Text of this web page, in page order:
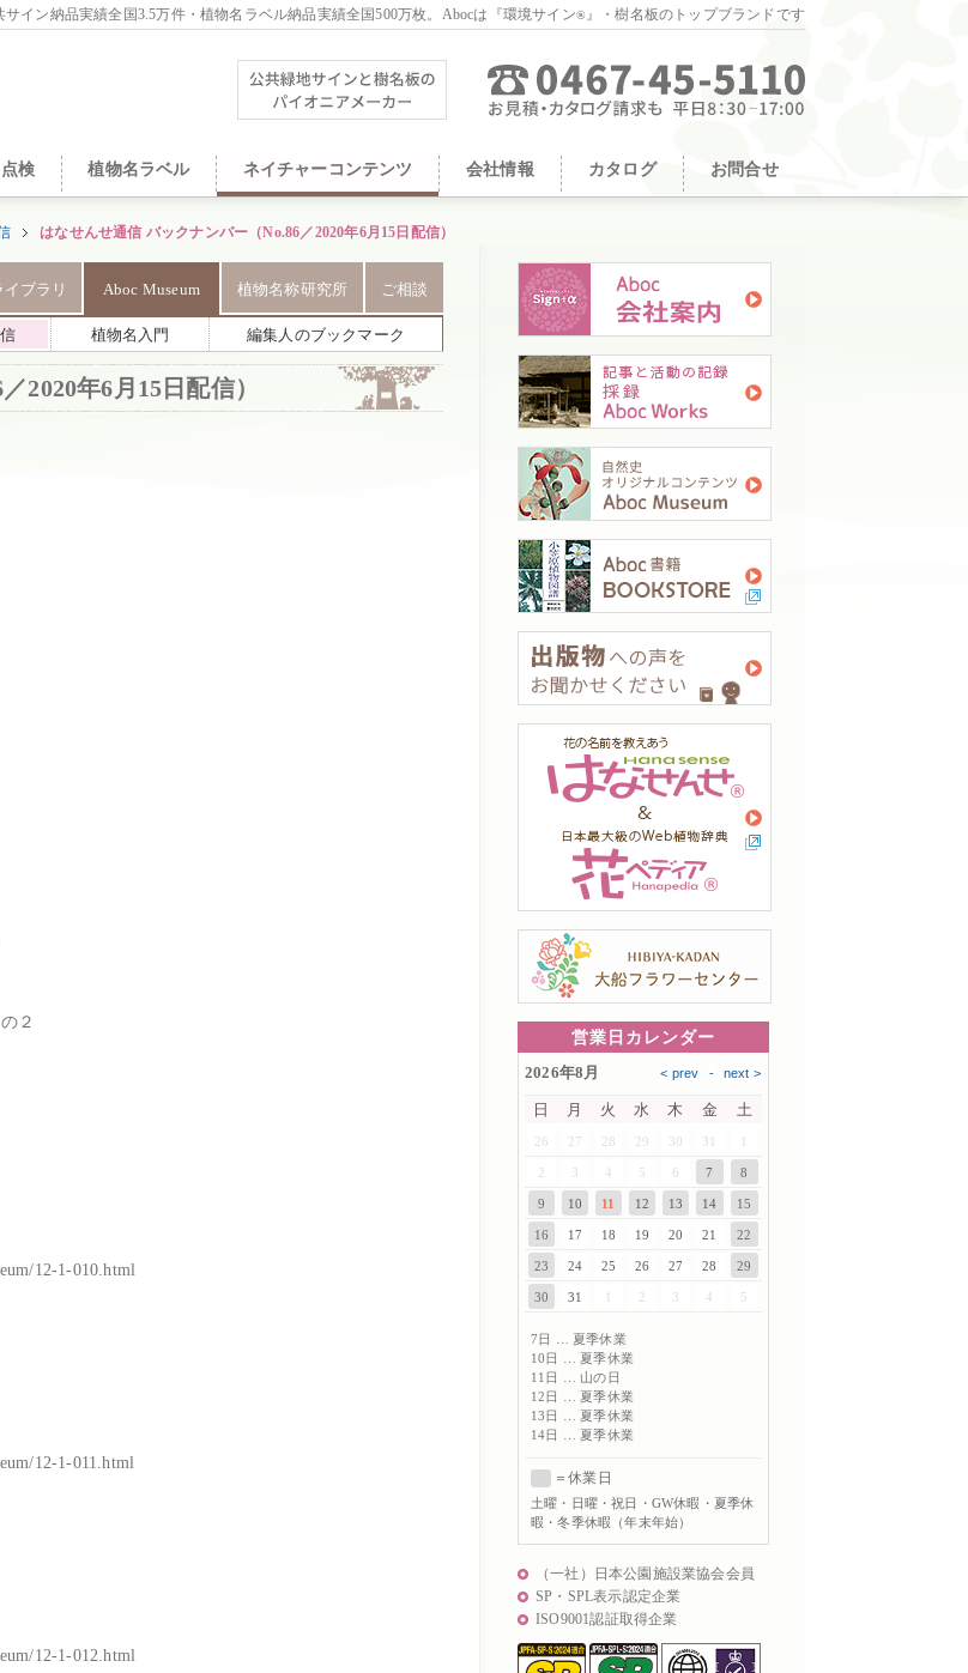
サイン納品実績全国3.5万件・植物名ラベル納品実績全国500万枚。Abocは『環境サイン® 』・樹名板のトップブランドです
検 植物名ラベル ネイチャーコンテンツ 会社情報 カタログ お問合せ
はなせんせ通信 バックナンバー（No.86／2020年6月15日配信）
ブラリ Aboc Museum 植物名称研究所 ご相談
植物名入門 編集人のブックマーク
2020年6月15日配信）
２
12-1-010.html
12-1-011.html
12-1-012.html
営業日カレンダー
2026年8月
日 月 火 水 木 金 土
26 27 28 29 30 31 1
3 4 5 6 7 8
9 10 11 12 13 14 15
16 17 18 19 20 21 22
23 24 25 26 27 28 29
30 31 1 3 4 5
7日 … 夏季休業
10日 … 夏季休業
11日 … 山の日
12日 … 夏季休業
13日 … 夏季休業
14日 … 夏季休業
＝休業日
土曜 ・日曜・祝日・GW休暇・夏季休
暇・冬季休暇（年末年始）
（一社）日本公園施設業協会会員
SP・SPL表示認定企業
ISO9001認証取得企業